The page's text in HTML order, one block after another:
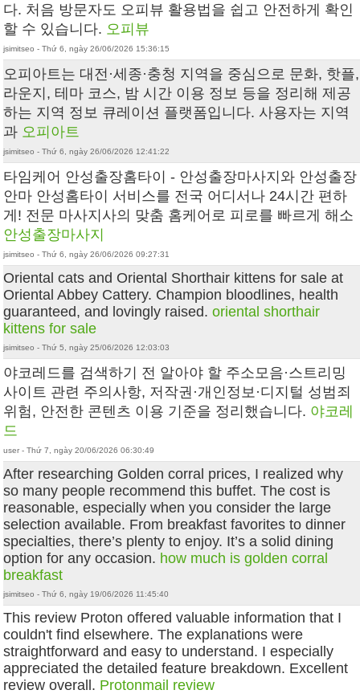
다. 처음 방문자도 오피뷰 활용법을 쉽고 안전하게 확인
할 수 있습니다. 오피뷰
jsimitseo - Thứ 6, ngày 26/06/2026 15:36:15
오피아트는 대전·세종·충청 지역을 중심으로 문화, 핫플,
라운지, 테마 코스, 밤 시간 이용 정보 등을 정리해 제공
하는 지역 정보 큐레이션 플랫폼입니다. 사용자는 지역
과 오피아트
jsimitseo - Thứ 6, ngày 26/06/2026 12:41:22
타임케어 안성출장홈타이 - 안성출장마사지와 안성출장
안마 안성홈타이 서비스를 전국 어디서나 24시간 편하
게! 전문 마사지사의 맞춤 홈케어로 피로를 빠르게 해소
안성출장마사지
jsimitseo - Thứ 6, ngày 26/06/2026 09:27:31
Oriental cats and Oriental Shorthair kittens for sale at
Oriental Abbey Cattery. Champion bloodlines, health
guaranteed, and lovingly raised.oriental shorthair
kittens for sale
jsimitseo - Thứ 5, ngày 25/06/2026 12:03:03
야코레드를 검색하기 전 알아야 할 주소모음·스트리밍
사이트 관련 주의사항, 저작권·개인정보·디지털 성범죄
위험, 안전한 콘텐츠 이용 기준을 정리했습니다. 야코레
드
user - Thứ 7, ngày 20/06/2026 06:30:49
After researching Golden corral prices, I realized why
so many people recommend this buffet. The cost is
reasonable, especially when you consider the large
selection available. From breakfast favorites to dinner
specialties, there’s plenty to enjoy. It’s a solid dining
option for any occasion. how much is golden corral
breakfast
jsimitseo - Thứ 6, ngày 19/06/2026 11:45:40
This review Proton offered valuable information that I
couldn't find elsewhere. The explanations were
straightforward and easy to understand. I especially
appreciated the detailed feature breakdown. Excellent
review overall. Protonmail review